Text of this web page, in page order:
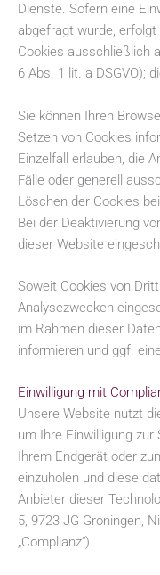
Dienste. Sofern eine
abgefragt wurde,
Cookies ausschließlich
6 Abs. 1 lit. a DSGVO);
Sie können Ihren
Setzen von Cookies
Einzelfall erlauben, die
Fälle oder generell
Löschen der Cookies
Bei der Deaktivierung
dieser Website
Soweit Cookies von
Analysezwecken
im Rahmen dieser
informieren und ggf.
Einwilligung mit
Unsere Website nutzt
um Ihre Einwilligung
Ihrem Endgerät oder
einzuholen und diese
Anbieter dieser
5, 9723 JG Groningen,
„Complianz“).